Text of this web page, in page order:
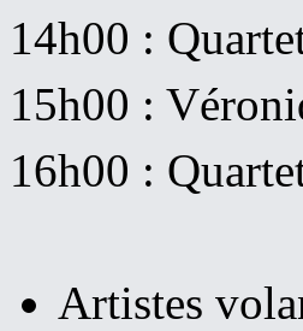
14h00 :
15h00 :
16h00 :
Artistes